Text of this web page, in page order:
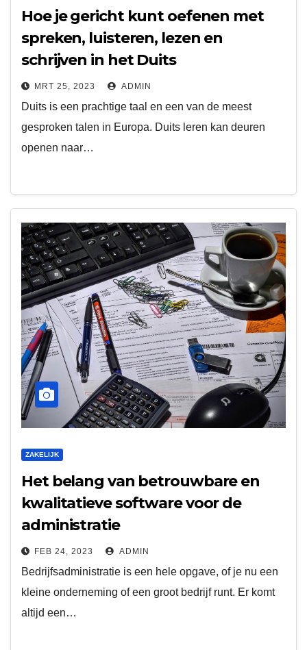
Hoe je gericht kunt oefenen met
spreken, luisteren, lezen en
schrijven in het Duits
MRT 25, 2023 ADMIN
Duits is een prachtige taal en een van de meest
gesproken talen in Europa. Duits leren kan deuren
openen naar…
ZAKELIJK
Het belang van betrouwbare en
kwalitatieve software voor de
administratie
FEB 24, 2023 ADMIN
Bedrijfsadministratie is een hele opgave, of je nu een
kleine onderneming of een groot bedrijf runt. Er komt
altijd een…